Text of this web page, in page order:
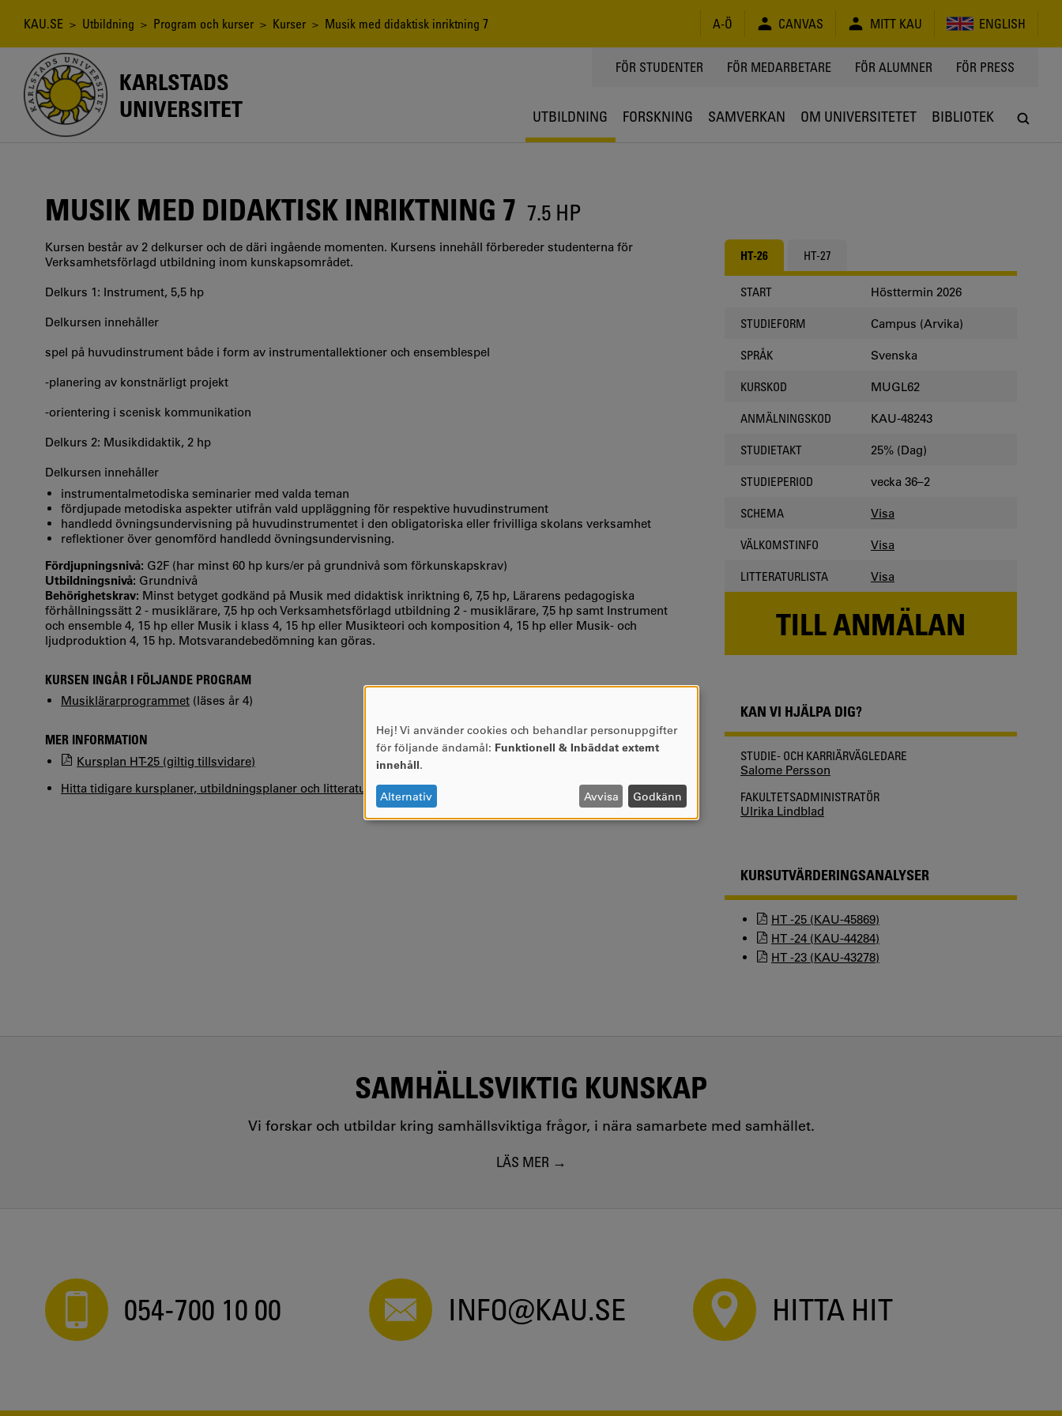
Länkstig
KAU.SE > Utbildning > Program och kurser > Kurser > Musik med didaktisk inriktning 7 A-Ö CANVAS MITT KAU ENGLISH
KARLSTADS
UNIVERSITET
TOPPMENY
FÖR STUDENTER FÖR MEDARBETARE FÖR ALUMNER FÖR PRESS
UTBILDNING FORSKNING SAMVERKAN OM UNIVERSITETET BIBLIOTEK
MUSIK MED DIDAKTISK INRIKTNING 7 7.5 HP
Kursen består av 2 delkurser och de däri ingående momenten. Kursens innehåll förbereder studenterna för
Verksamhetsförlagd utbildning inom kunskapsområdet.
Delkurs 1: Instrument, 5,5 hp
Delkursen innehåller
spel på huvudinstrument både i form av instrumentallektioner och ensemblespel
-planering av konstnärligt projekt
-orientering i scenisk kommunikation
Delkurs 2: Musikdidaktik, 2 hp
Delkursen innehåller
instrumentalmetodiska seminarier med valda teman
fördjupade metodiska aspekter utifrån vald uppläggning för respektive huvudinstrument
handledd övningsundervisning på huvudinstrumentet i den obligatoriska eller frivilliga skolans verksamhet
reflektioner över genomförd handledd övningsundervisning.
Fördjupningsnivå: G2F (har minst 60 hp kurs/er på grundnivå som förkunskapskrav)
Utbildningsnivå: Grundnivå
Behörighetskrav: Minst betyget godkänd på Musik med didaktisk inriktning 6, 7,5 hp, Lärarens pedagogiska
förhållningssätt 2 - musiklärare, 7,5 hp och Verksamhetsförlagd utbildning 2 - musiklärare, 7,5 hp samt Instrument
och ensemble 4, 15 hp eller Musik i klass 4, 15 hp eller Musikteori och komposition 4, 15 hp eller Musik- och
ljudproduktion 4, 15 hp. Motsvarandebedömning kan göras.
KURSEN INGÅR I FÖLJANDE PROGRAM
Musiklärarprogrammet (läses år 4)
MER INFORMATION
Kursplan HT-25 (giltig tillsvidare)
Hitta tidigare kursplaner, utbildningsplaner och litteraturlistor i KUPA.
HT-26 HT-27
START Hösttermin 2026
STUDIEFORM Campus (Arvika)
SPRÅK Svenska
KURSKOD MUGL62
ANMÄLNINGSKOD KAU-48243
STUDIETAKT 25% (Dag)
STUDIEPERIOD vecka 36–2
SCHEMA Visa
VÄLKOMSTINFO Visa
LITTERATURLISTA Visa
TILL ANMÄLAN
KAN VI HJÄLPA DIG?
STUDIE- OCH KARRIÄRVÄGLEDARE
Salome Persson
FAKULTETSADMINISTRATÖR
Ulrika Lindblad
KURSUTVÄRDERINGSANALYSER
HT -25 (KAU-45869)
HT -24 (KAU-44284)
HT -23 (KAU-43278)
SAMHÄLLSVIKTIG KUNSKAP
Vi forskar och utbildar kring samhällsviktiga frågor, i nära samarbete med samhället.
LÄS MER
054-700 10 00 INFO@KAU.SE HITTA HIT
ANVÄNDNING
AV
OCH
COOKIES
Hej! Vi använder cookies och behandlar personuppgifter
för följande ändamål: Funktionell & Inbäddat externt
innehåll.
Alternativ Avvisa Godkänn